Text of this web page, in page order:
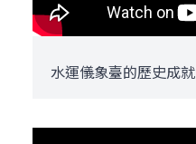
水運儀象臺的歷史成就